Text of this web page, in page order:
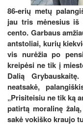
86-erių metų
jau tris mėnesius iš
cento. Garbaus
antstoliai, kurių
vis nurėžia po
kreipėsi ne tik į
Dalią
neatsakė,
„Prisiteisiu ne tik ką
patirtą moralinę
sakė vokiško kraujo